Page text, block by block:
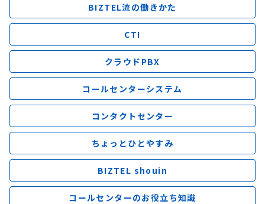
BIZTEL流の働きかた
CTI
クラウドPBX
コールセンターシステム
コンタクトセンター
ちょっとひとやすみ
BIZTEL shouin
コールセンターのお役立ち知識